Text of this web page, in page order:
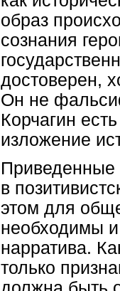
образ
сознания
достоверен,
Он не
Корчагин
изложение
Приведенные
в
этом для
необходимы и
нарратива.
только